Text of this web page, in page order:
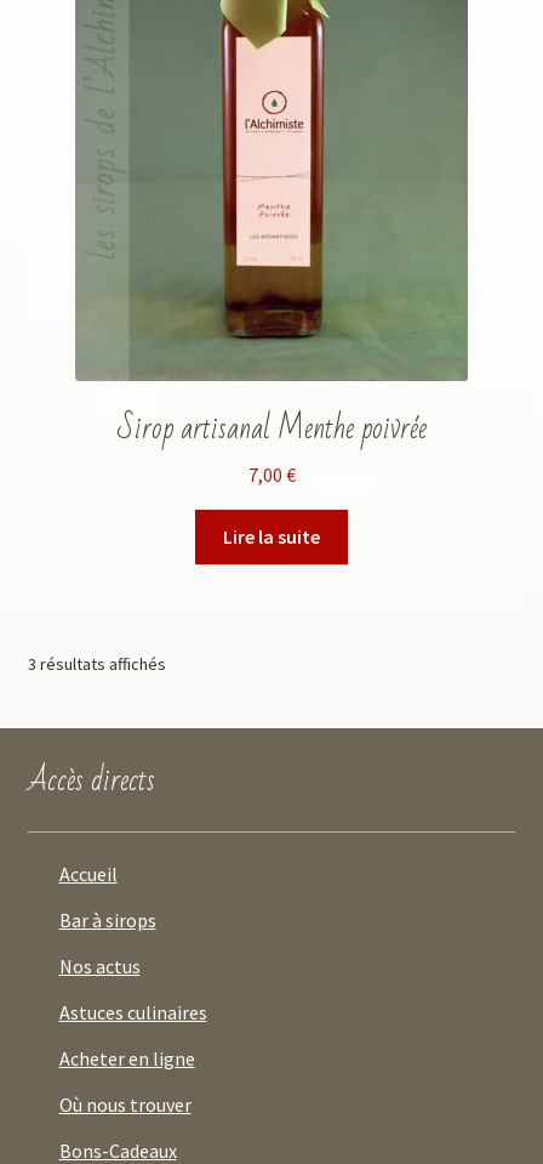
Sirop artisanal Menthe poivrée
7,00 €
Lire la suite
3 résultats affichés
Accès directs
Accueil
Bar à sirops
Nos actus
Astuces culinaires
Acheter en ligne
Où nous trouver
Bons-Cadeaux